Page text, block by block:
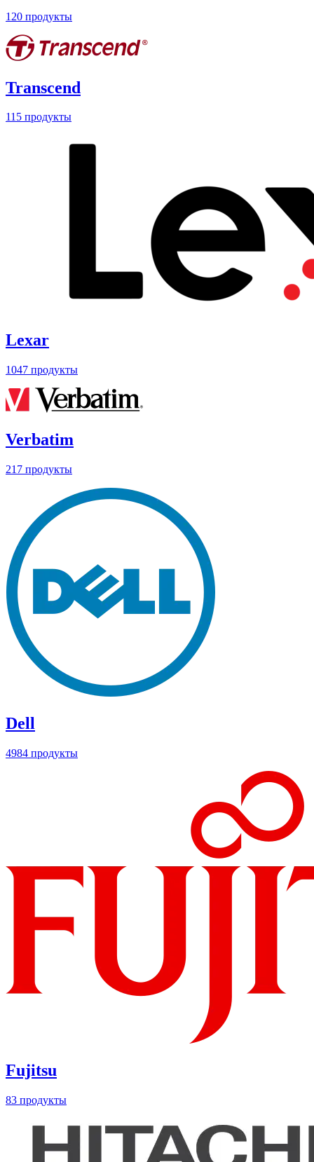
120 продукты
Transcend
115 продукты
Lexar
1047 продукты
Verbatim
217 продукты
Dell
4984 продукты
Fujitsu
83 продукты